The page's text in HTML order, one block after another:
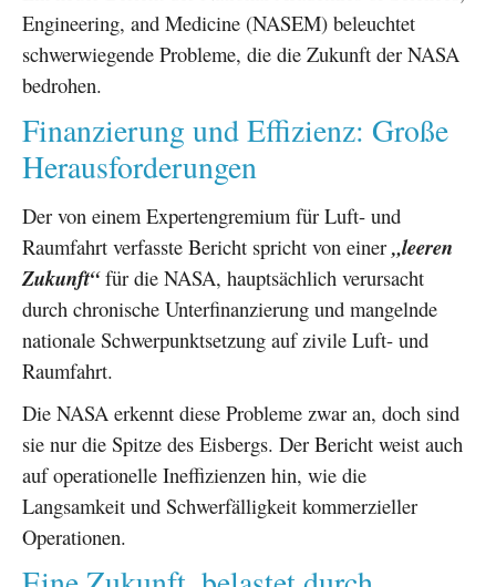
Engineering, and Medicine (NASEM) beleuchtet
schwerwiegende Probleme, die die Zukunft der NASA
bedrohen.
Finanzierung und Effizienz: Große
Herausforderungen
Der von einem Expertengremium für Luft- und
Raumfahrt verfasste Bericht spricht von einer „leeren
Zukunft“für die NASA, hauptsächlich verursacht
durch chronische Unterfinanzierung und mangelnde
nationale Schwerpunktsetzung auf zivile Luft- und
Raumfahrt.
Die NASA erkennt diese Probleme zwar an, doch sind
sie nur die Spitze des Eisbergs. Der Bericht weist auch
auf operationelle Ineffizienzen hin, wie die
Langsamkeit und Schwerfälligkeit kommerzieller
Operationen.